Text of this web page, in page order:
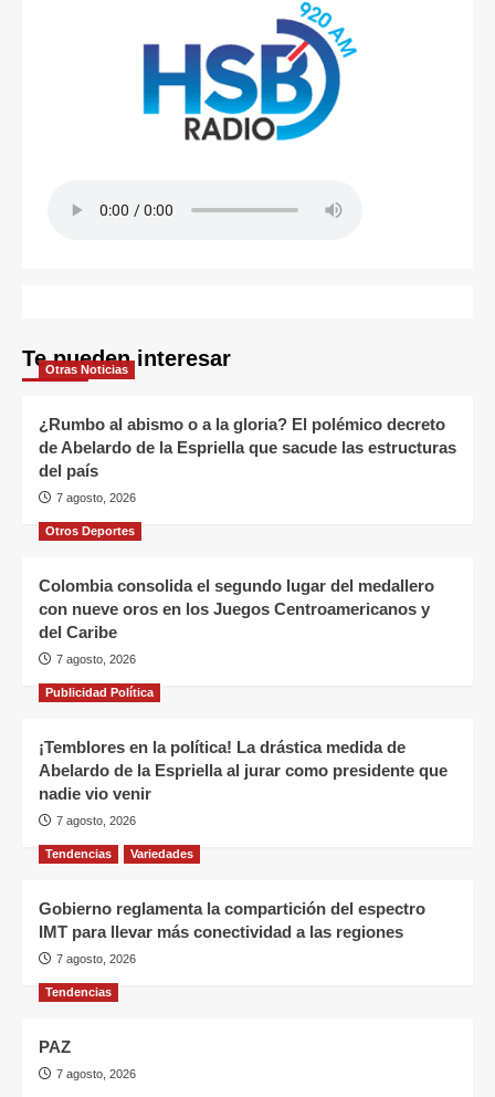
Te pueden interesar
Otras Noticias
¿Rumbo al abismo o a la gloria? El polémico decreto
de Abelardo de la Espriella que sacude las estructuras
del país
7 agosto, 2026
Otros Deportes
Colombia consolida el segundo lugar del medallero
con nueve oros en los Juegos Centroamericanos y
del Caribe
7 agosto, 2026
Publicidad Política
¡Temblores en la política! La drástica medida de
Abelardo de la Espriella al jurar como presidente que
nadie vio venir
7 agosto, 2026
Tendencias Variedades
Gobierno reglamenta la compartición del espectro
IMT para llevar más conectividad a las regiones
7 agosto, 2026
Tendencias
PAZ
7 agosto, 2026